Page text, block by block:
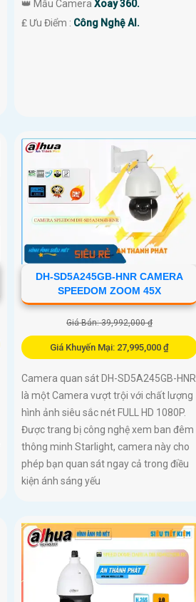
👑 Mẫu CameraXoay 360.
️₤ Ưu Điểm : Công Nghệ AI.
DH-SD5A245GB-HNR CAMERA
SPEEDOM ZOOM 45X
Giá Bán: 39,992,000 ₫
Giá Khuyến Mại: 27,995,000 ₫
Camera quan sát DH-SD5A245GB-HNR
là một Camera vượt trội với chất lượng
hình ảnh siêu sắc nét FULL HD 1080P.
Được trang bị công nghệ xem ban đêm
thông minh Starlight, camera này cho
phép bạn quan sát ngay cả trong điều
kiện ánh sáng yếu